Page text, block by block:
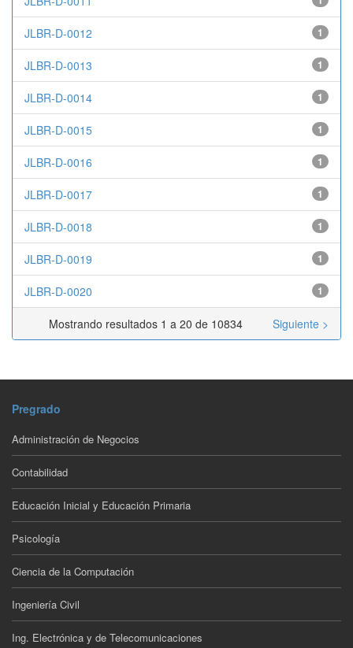
JLBR-D-0012 1
JLBR-D-0013 1
JLBR-D-0014 1
JLBR-D-0015 1
JLBR-D-0016 1
JLBR-D-0017 1
JLBR-D-0018 1
JLBR-D-0019 1
JLBR-D-0020 1
Mostrando resultados 1 a 20 de 10834 Siguiente >
Pregrado
Administración de Negocios
Contabilidad
Educación Inicial y Educación Primaria
Psicología
Ciencia de la Computación
Ingeniería Civil
Ing. Electrónica y de Telecomunicaciones